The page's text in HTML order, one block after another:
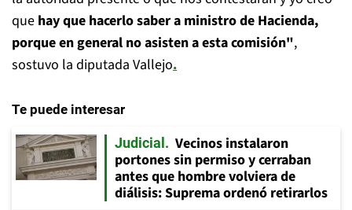
que hay que hacerlo saber a ministro de Hacienda,
porque en general no asisten a esta comisión",
sostuvo la diputada Vallejo.
Te puede interesar
Judicial
Vecinos instalaron
portones sin permiso y cerraban
antes que hombre volviera de
diálisis: Suprema ordenó retirarlos